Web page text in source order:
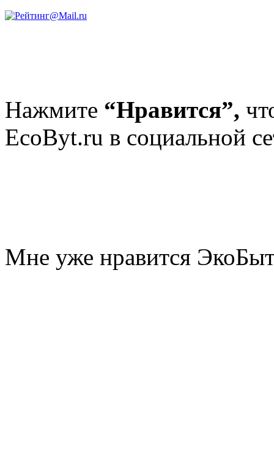
Нажмите “Нравится”,
EcoByt.ru в социальной
Мне уже нравится